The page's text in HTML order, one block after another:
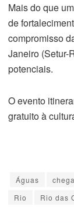
Mais do que
de
compromisso
Janeiro (Setur-
potenciais.
O evento
gratuito à
Águas chega
Rio
Rio das